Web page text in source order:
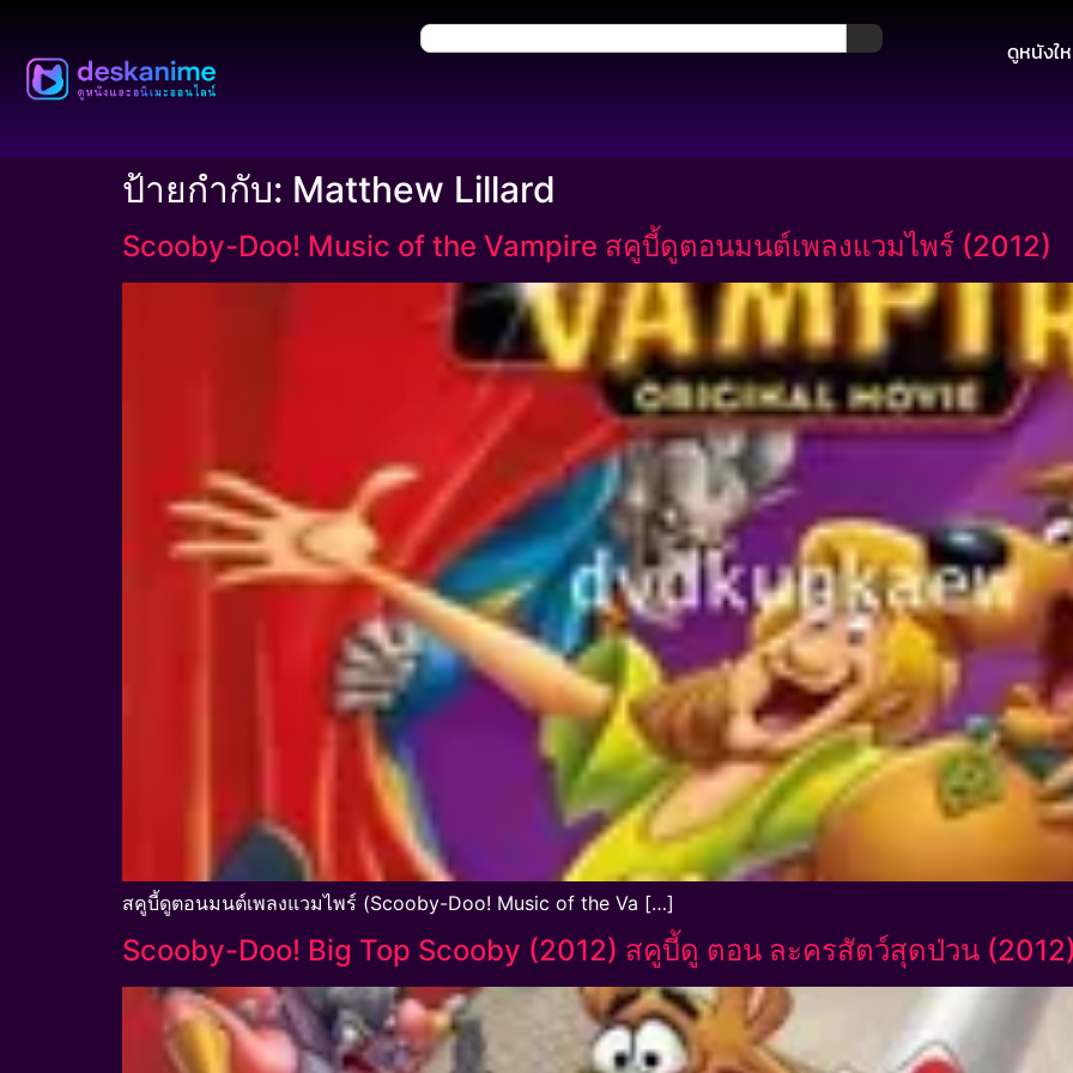
ดูหนังใ
ป้ายกำกับ: Matthew Lillard
Scooby-Doo! Music of the Vampire สคูบี้ดูตอนมนต์เพลงแวมไพร์ (2012)
สคูบี้ดูตอนมนต์เพลงแวมไพร์ (Scooby-Doo! Music of the Va […]
Scooby-Doo! Big Top Scooby (2012) สคูบี้ดู ตอน ละครสัตว์สุดป่วน